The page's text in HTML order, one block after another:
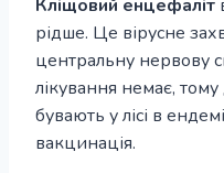
Кліщовий енцефаліт
рідше. Це вірусне
центральну нервову
лікування немає,
бувають у лісі в
вакцинація.